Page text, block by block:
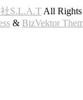
S.L.A.T All Rights
& BizVektor